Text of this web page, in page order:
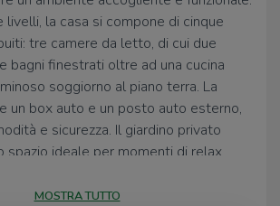
livelli, la casa si compone di cinque
tre camere da letto, di cui due
bagni finestrati oltre ad una cucina
soggiorno al piano terra. La
un box auto e un posto auto esterno,
e sicurezza. Il giardino privato
spazio ideale per momenti di relax
combina design contemporaneo e
MOSTRA TUTTO